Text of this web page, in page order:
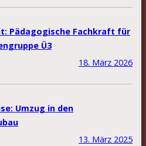
Pädagogische Fachkraft für
Ü3
18. März 2026
Umzug in den
13. März 2025